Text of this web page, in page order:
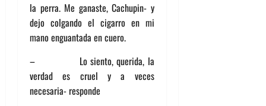
la perra. Me ganaste, Cachupin- y
dejo colgando el cigarro en mi
mano enguantada en cuero.
– Lo siento, querida, la
verdad es cruel y a veces
necesaria- responde